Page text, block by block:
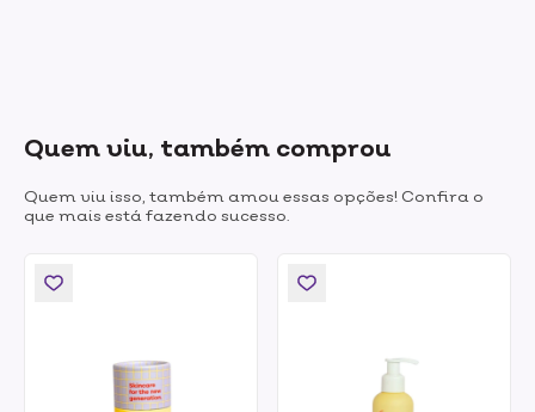
Quem viu, também comprou
Quem viu isso, também amou essas opções! Confira o
que mais está fazendo sucesso.